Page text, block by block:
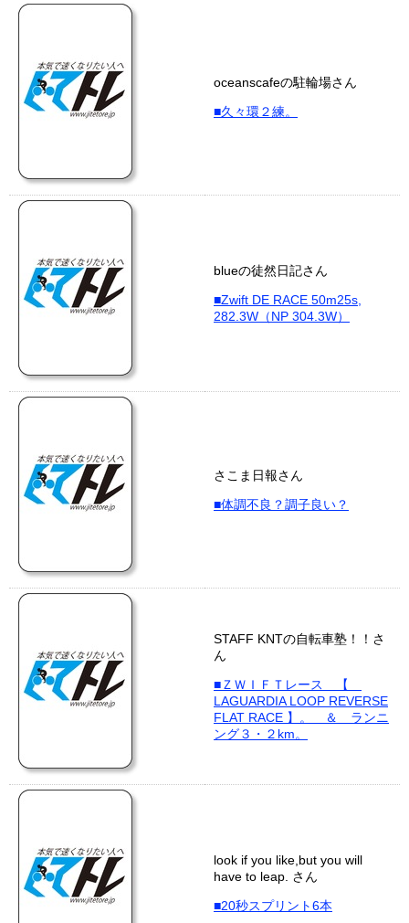
oceanscafeの駐輪場さん
■久々環２練。
blueの徒然日記さん
■Zwift DE RACE 50m25s,
282.3W（NP 304.3W）
さこま日報さん
■体調不良？調子良い？
STAFF KNTの自転車塾！！さ
ん
■ＺＷＩＦＴレース 【
LAGUARDIA LOOP REVERSE
FLAT RACE 】。 ＆ ランニ
ング３・２km。
look if you like,but you will
have to leap. さん
■20秒スプリント6本